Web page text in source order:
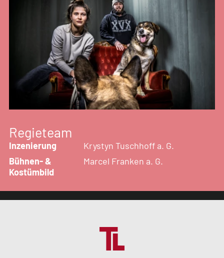
Regieteam
Inzenierung
Krystyn Tuschhoff a. G.
Bühnen- &
Kostümbild
Marcel Franken a. G.